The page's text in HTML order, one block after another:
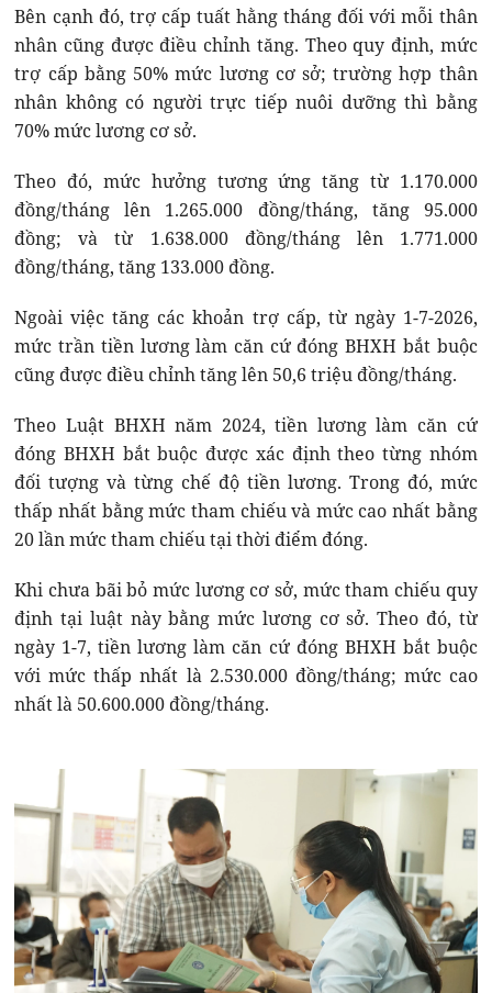
Bên cạnh đó, trợ cấp tuất hằng tháng đối với mỗi thân
nhân cũng được điều chỉnh tăng. Theo quy định, mức
trợ cấp bằng 50% mức lương cơ sở; trường hợp thân
nhân không có người trực tiếp nuôi dưỡng thì bằng
70% mức lương cơ sở.
Theo đó, mức hưởng tương ứng tăng từ 1.170.000
đồng/tháng lên 1.265.000 đồng/tháng, tăng 95.000
đồng; và từ 1.638.000 đồng/tháng lên 1.771.000
đồng/tháng, tăng 133.000 đồng.
Ngoài việc tăng các khoản trợ cấp, từ ngày 1-7-2026,
mức trần tiền lương làm căn cứ đóng BHXH bắt buộc
cũng được điều chỉnh tăng lên 50,6 triệu đồng/tháng.
Theo Luật BHXH năm 2024, tiền lương làm căn cứ
đóng BHXH bắt buộc được xác định theo từng nhóm
đối tượng và từng chế độ tiền lương. Trong đó, mức
thấp nhất bằng mức tham chiếu và mức cao nhất bằng
20 lần mức tham chiếu tại thời điểm đóng.
Khi chưa bãi bỏ mức lương cơ sở, mức tham chiếu quy
định tại luật này bằng mức lương cơ sở. Theo đó, từ
ngày 1-7, tiền lương làm căn cứ đóng BHXH bắt buộc
với mức thấp nhất là 2.530.000 đồng/tháng; mức cao
nhất là 50.600.000 đồng/tháng.